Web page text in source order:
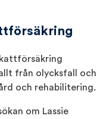
kattförsäkring
från olycksfall och
och rehabilitering.
om Lassie